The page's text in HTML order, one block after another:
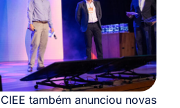
também anunciou novas